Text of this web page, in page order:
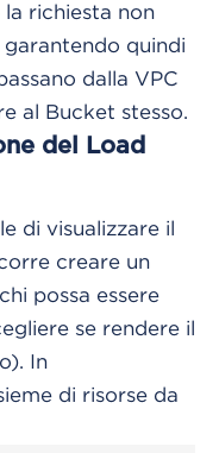
richiesta non
garantendo quindi
dalla VPC
al Bucket stesso.
del Load
di visualizzare il
creare un
possa essere
se rendere il
In
di risorse da